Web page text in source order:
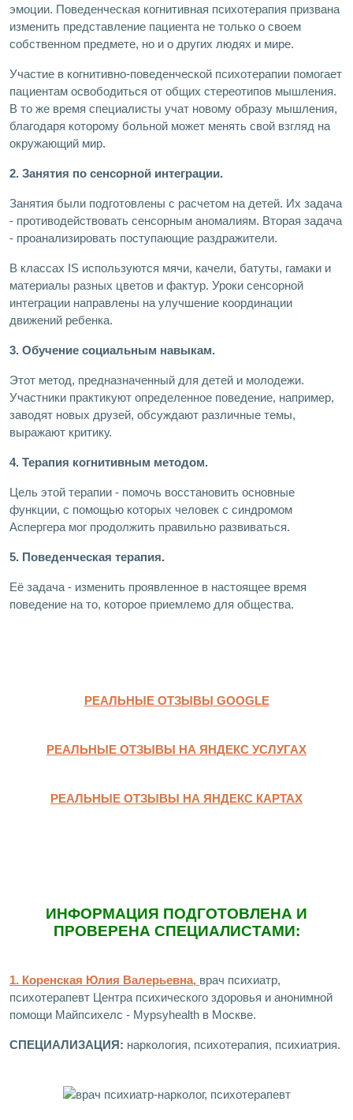
эмоции. Поведенческая когнитивная психотерапия призвана
изменить представление пациента не только о своем
собственном предмете, но и о других людях и мире.
Участие в когнитивно-поведенческой психотерапии помогает
пациентам освободиться от общих стереотипов мышления.
В то же время специалисты учат новому образу мышления,
благодаря которому больной может менять свой взгляд на
окружающий мир.
2. Занятия по сенсорной интеграции.
Занятия были подготовлены с расчетом на детей. Их задача
- противодействовать сенсорным аномалиям. Вторая задача
- проанализировать поступающие раздражители.
В классах IS используются мячи, качели, батуты, гамаки и
материалы разных цветов и фактур. Уроки сенсорной
интеграции направлены на улучшение координации
движений ребенка.
3. Обучение социальным навыкам.
Этот метод, предназначенный для детей и молодежи.
Участники практикуют определенное поведение, например,
заводят новых друзей, обсуждают различные темы,
выражают критику.
4. Терапия когнитивным методом.
Цель этой терапии - помочь восстановить основные
функции, с помощью которых человек с синдромом
Аспергера мог продолжить правильно развиваться.
5. Поведенческая терапия.
Её задача - изменить проявленное в настоящее время
поведение на то, которое приемлемо для общества.
РЕАЛЬНЫЕ ОТЗЫВЫ GOOGLE
РЕАЛЬНЫЕ ОТЗЫВЫ НА ЯНДЕКС УСЛУГАХ
РЕАЛЬНЫЕ ОТЗЫВЫ НА ЯНДЕКС КАРТАХ
ИНФОРМАЦИЯ ПОДГОТОВЛЕНА И
ПРОВЕРЕНА СПЕЦИАЛИСТАМИ:
1. Коренская Юлия Валерьевна, врач психиатр,
психотерапевт Центра психического здоровья и анонимной
помощи Майпсихелс - Mypsyhealth в Москве.
СПЕЦИАЛИЗАЦИЯ: наркология, психотерапия, психиатрия.